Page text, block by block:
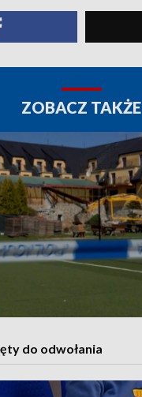
ZOBACZ TAKŻE
do odwołania